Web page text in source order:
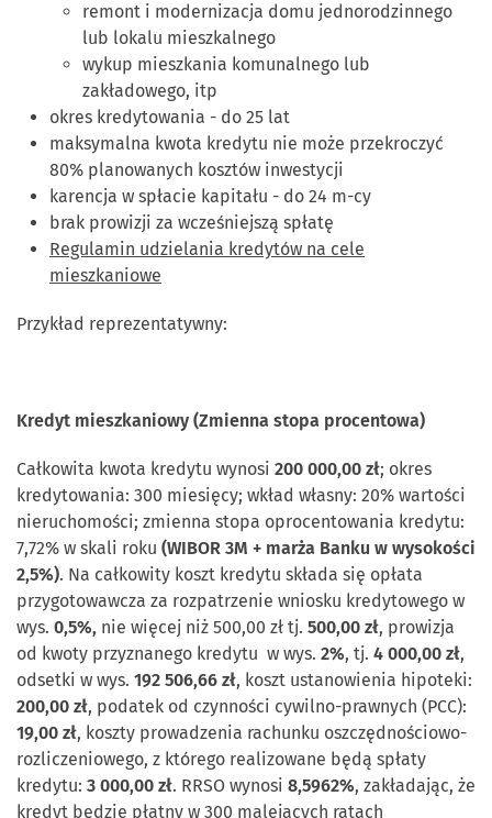
remont i modernizacja domu jednorodzinnego
lub lokalu mieszkalnego
wykup mieszkania komunalnego lub
zakładowego, itp
okres kredytowania - do 25 lat
maksymalna kwota kredytu nie może przekroczyć
80% planowanych kosztów inwestycji
karencja w spłacie kapitału - do 24 m-cy
brak prowizji za wcześniejszą spłatę
Regulamin udzielania kredytów na cele
mieszkaniowe
Przykład reprezentatywny:
Kredyt mieszkaniowy (Zmienna stopa procentowa)
Całkowita kwota kredytu wynosi 200 000,00 zł; okres
kredytowania: 300 miesięcy; wkład własny: 20% wartości
nieruchomości; zmienna stopa oprocentowania kredytu:
7,72% w skali roku (WIBOR 3M + marża Banku w wysokości
2,5%). Na całkowity koszt kredytu składa się opłata
przygotowawcza za rozpatrzenie wniosku kredytowego w
wys. 0,5%, nie więcej niż 500,00 zł tj. 500,00 zł, prowizja
od kwoty przyznanego kredytu w wys. 2%, tj. 4 000,00 zł,
odsetki w wys. 192 506,66 zł, koszt ustanowienia hipoteki:
200,00 zł, podatek od czynności cywilno-prawnych (PCC):
19,00 zł, koszty prowadzenia rachunku oszczędnościowo-
rozliczeniowego, z którego realizowane będą spłaty
kredytu: 3 000,00 zł. RRSO wynosi 8,5962%, zakładając, że
kredyt będzie płatny w 300 malejących ratach